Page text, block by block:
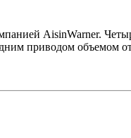
AisinWarner.
приводом объемом